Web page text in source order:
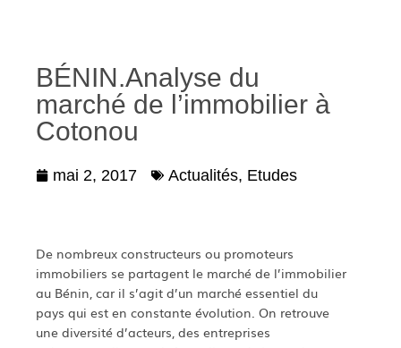
BÉNIN.Analyse du
marché de l’immobilier à
Cotonou
mai 2, 2017 Actualités, Etudes
De nombreux constructeurs ou promoteurs
immobiliers se partagent le marché de l’immobilier
au Bénin, car il s’agit d’un marché essentiel du
pays qui est en constante évolution. On retrouve
une diversité d’acteurs, des entreprises